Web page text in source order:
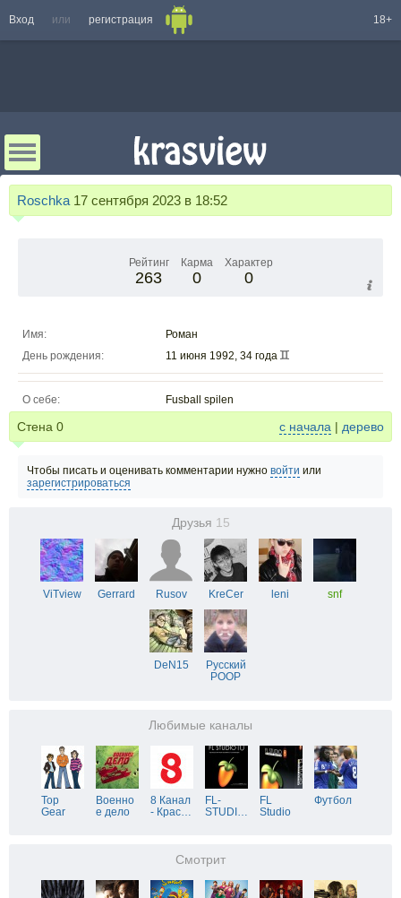
Вход или регистрация 18+
Roschka 17 сентября 2023 в 18:52
Рейтинг
263
Карма
0
Характер
0
Имя:
Роман
День рождения:
11 июня 1992, 34 года
О себе: Fusball spilen
Стена 0 с начала | дерево
Чтобы писать и оценивать комментарии нужно войти или
зарегистрироваться
Друзья 15
ViTview Gerrard Rusov KreCer leni snf
DeN15
Русский
POOP
Любимые каналы
Top
Gear
Военно
е дело
8 Канал
- Крас…
FL-
STUDI …
FL
Studio
Футбол
Смотрит